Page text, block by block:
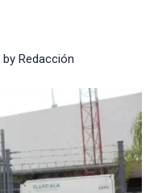
by Redacción